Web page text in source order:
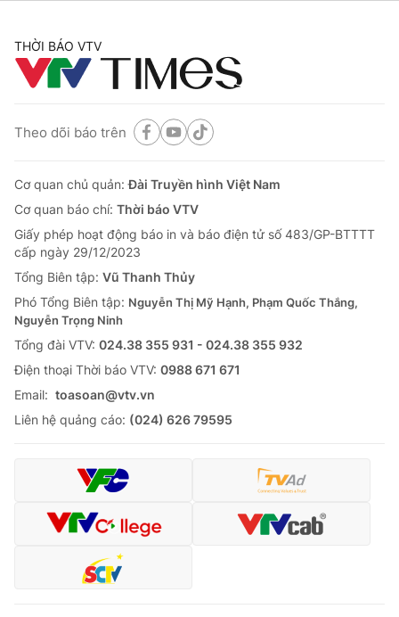
THỜI BÁO VTV
Theo dõi báo trên
Cơ quan chủ quản:Đài Truyền hình Việt Nam
Cơ quan báo chí: Thời báo VTV
Giấy phép hoạt động báo in và báo điện tử số 483/GP-BTTTT
cấp ngày 29/12/2023
Tổng Biên tập: Vũ Thanh Thủy
Phó Tổng Biên tập: Nguyễn Thị Mỹ Hạnh, Phạm Quốc Thắng,
Nguyễn Trọng Ninh
Tổng đài VTV: 024.38 355 931 - 024.38 355 932
Ðiện thoại Thời báo VTV: 0988 671 671
Email: toasoan@vtv.vn
Liên hệ quảng cáo: (024) 626 79595